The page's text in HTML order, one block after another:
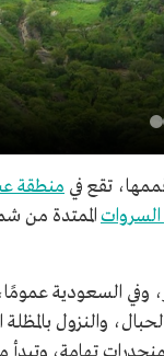
تقع في منطقة
الممتدة من
وفي السعودية
والنزول بالمظلة